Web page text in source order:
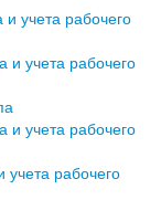
учета рабочего
и учета рабочего
и учета рабочего
учета рабочего